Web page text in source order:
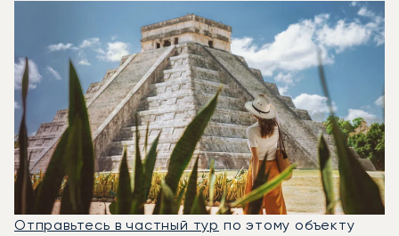
Отправьтесь в частный тур по этому объекту